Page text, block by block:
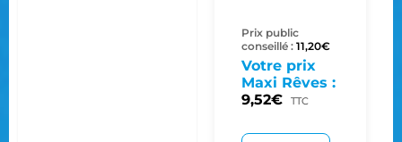
Prix public
conseillé : 11,20€
Votre prix
Maxi Rêves :
9,52€ TTC